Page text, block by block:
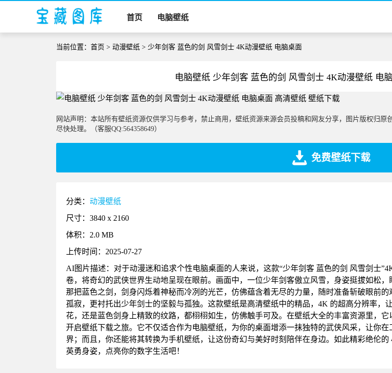
首页 电脑壁纸
当前位置：首页 >动漫壁纸 > 少年剑客 蓝色的剑 风雪剑士 4K动漫壁纸 电脑桌面
电脑壁纸 少年剑客 蓝色的剑 风雪剑士 4K动漫壁纸 电
网站声明：本站所有壁纸资源仅供学习与参考，禁止商用，壁纸资源来源会员投稿和网友分享，图片版权归
尽快处理。（客服QQ:564358649）
免费壁纸下载
分类：动漫壁纸
尺寸：3840 x 2160
体积：2.0 MB
上传时间：2025-07-27
AI图片描述：对于动漫迷和追求个性电脑桌面的人来说，这款“少年剑客 蓝色的剑 风雪剑士
卷，将奇幻的武侠世界生动地呈现在眼前。画面中，一位少年剑客傲立风雪，身姿挺拔如松
那把蓝色之剑，剑身闪烁着神秘而冷冽的光芒，仿佛蕴含着无尽的力量，随时准备斩破眼前
孤寂，更衬托出少年剑士的坚毅与孤独。这款壁纸是高清壁纸中的精品，4K 的超高分辨率，
花，还是蓝色剑身上精致的纹路，都栩栩如生，仿佛触手可及。在壁纸大全的丰富资源里，
开启壁纸下载之旅。它不仅适合作为电脑壁纸，为你的桌面增添一抹独特的武侠风采，让你
界；而且，你还能将其转换为手机壁纸，让这份奇幻与美好时刻陪伴在身边。如此精彩绝伦
英勇身姿，点亮你的数字生活吧！